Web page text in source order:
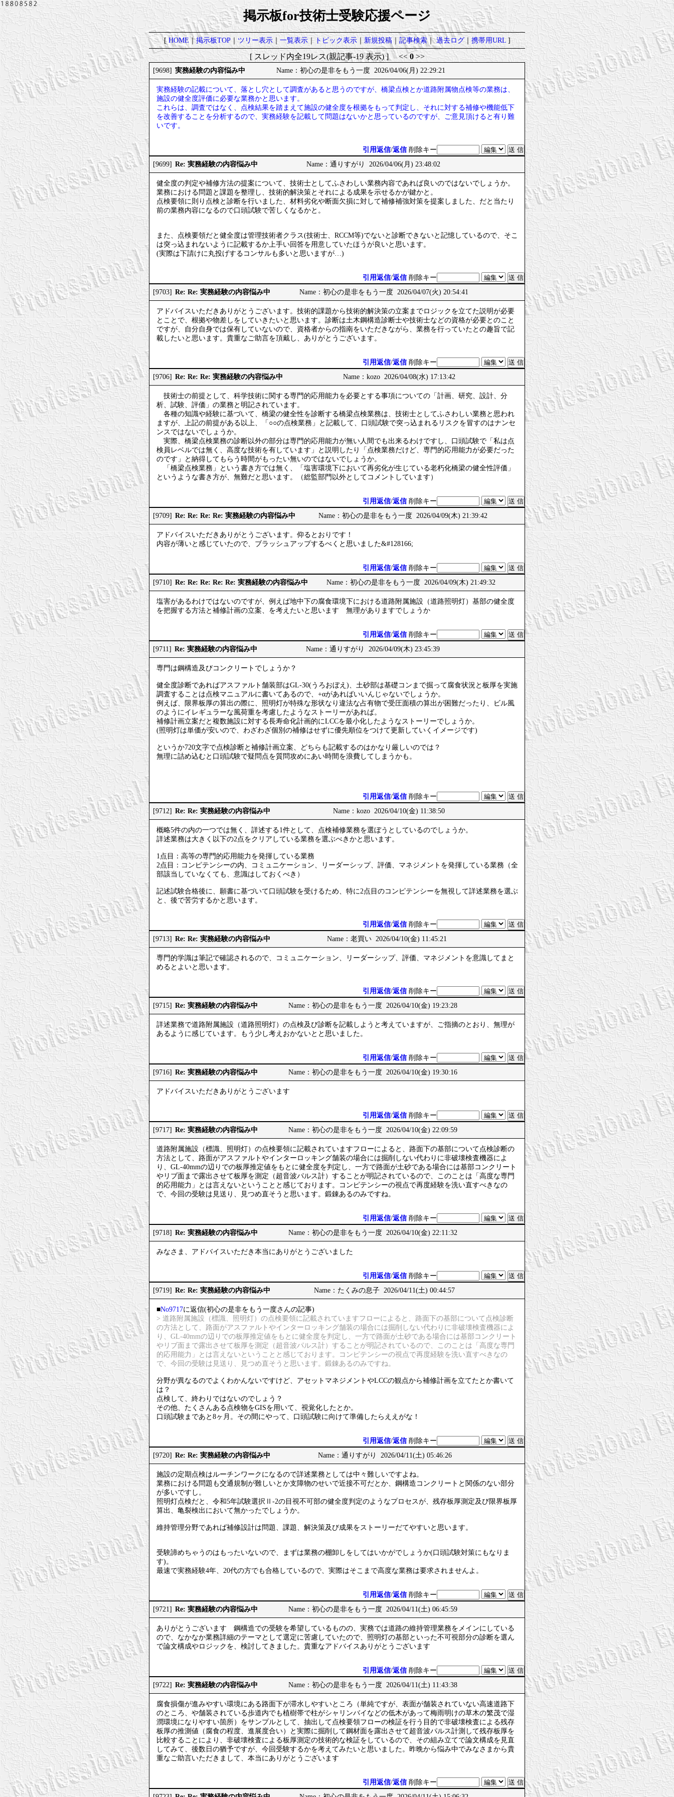
掲示板for技術士受験応援ページ
[HOME｜掲示板TOP｜ツリー表示｜一覧表示｜トピック表示｜新規投稿｜記事検索｜過去ログ｜携帯用URL]
[ スレッド内全19レス(親記事-19 表示) ] <<0>>
[9698] 実務経験の内容悩み中 Name：初心の是非をもう一度 2026/04/06(月) 22:29:21
実務経験の記載について、落とし穴として調査があると思うのですが、橋梁点検とか道路附属物点検等の業務は、
施設の健全度評価に必要な業務かと思います。
これらは、調査ではなく、点検結果を踏まえて施設の健全度を根拠をもって判定し、それに対する補修や機能低下
を改善することを分析するので、実務経験を記載して問題はないかと思っているのですが、ご意見頂けると有り難
いです。
引用返信/返信 削除キー
[9699] Re: 実務経験の内容悩み中 Name：通りすがり 2026/04/06(月) 23:48:02
健全度の判定や補修方法の提案について、技術士としてふさわしい業務内容であれば良いのではないでしょうか。
業務における問題と課題を整理し、技術的解決策とそれによる成果を示せるかが鍵かと。
点検要領に則り点検と診断を行いました、材料劣化や断面欠損に対して補修補強対策を提案しました、だと当たり
前の業務内容になるので口頭試験で苦しくなるかと。
また、点検要領だと健全度は管理技術者クラス(技術士、RCCM等)でないと診断できないと記憶しているので、そこ
は突っ込まれないように記載するか上手い回答を用意していたほうが良いと思います。
(実際は下請けに丸投げするコンサルも多いと思いますが…)
引用返信/返信 削除キー
[9703] Re: Re: 実務経験の内容悩み中 Name：初心の是非をもう一度 2026/04/07(火) 20:54:41
アドバイスいただきありがとうございます。技術的課題から技術的解決策の立案までロジックを立てた説明が必要
とことで、根拠や物差しをしていきたいと思います。診断は土木鋼構造診断士や技術士などの資格が必要とのこと
ですが、自分自身では保有していないので、資格者からの指南をいただきながら、業務を行っていたとの趣旨で記
載したいと思います。貴重なご助言を頂戴し、ありがとうございます。
引用返信/返信 削除キー
[9706] Re: Re: Re: 実務経験の内容悩み中 Name：kozo 2026/04/08(水) 17:13:42
技術士の前提として、科学技術に関する専門的応用能力を必要とする事項についての「計画、研究、設計、分
析、試験、評価」の業務と明記されています。
各種の知識や経験に基づいて、橋梁の健全性を診断する橋梁点検業務は、技術士としてふさわしい業務と思われ
ますが、上記の前提がある以上、「○○の点検業務」と記載して、口頭試験で突っ込まれるリスクを冒すのはナンセ
ンスではないでしょうか。
実際、橋梁点検業務の診断以外の部分は専門的応用能力が無い人間でも出来るわけですし、口頭試験で「私は点
検員レベルでは無く、高度な技術を有しています」と説明したり「点検業務だけど、専門的応用能力が必要だった
のです」と納得してもらう時間がもったい無いのではないでしょうか。
「橋梁点検業務」という書き方では無く、「塩害環境下において再劣化が生じている老朽化橋梁の健全性評価」
というような書き方が、無難だと思います。（総監部門以外としてコメントしています）
引用返信/返信 削除キー
[9709] Re: Re: Re: Re: 実務経験の内容悩み中 Name：初心の是非をもう一度 2026/04/09(木) 21:39:42
アドバイスいただきありがとうございます。仰るとおりです！
内容が薄いと感じていたので、ブラッシュアップするべくと思いました&#128166;
引用返信/返信 削除キー
[9710] Re: Re: Re: Re: Re: 実務経験の内容悩み中 Name：初心の是非をもう一度 2026/04/09(木) 21:49:32
塩害があるわけではないのですが、例えば地中下の腐食環境下における道路附属施設（道路照明灯）基部の健全度
を把握する方法と補修計画の立案、を考えたいと思います 無理がありますでしょうか
引用返信/返信 削除キー
[9711] Re: 実務経験の内容悩み中 Name：通りすがり 2026/04/09(木) 23:45:39
専門は鋼構造及びコンクリートでしょうか？
健全度診断であればアスファルト舗装部はGL-30(うろおぼえ)、土砂部は基礎コンまで掘って腐食状況と板厚を実施
調査することは点検マニュアルに書いてあるので、+αがあればいいんじゃないでしょうか。
例えば、限界板厚の算出の際に、照明灯が特殊な形状なり違法な占有物で受圧面積の算出が困難だったり、ビル風
のようにイレギュラーな風荷重を考慮したようなストーリーがあれば。
補修計画立案だと複数施設に対する長寿命化計画的にLCCを最小化したようなストーリーでしょうか。
(照明灯は単価が安いので、わざわざ個別の補修はせずに優先順位をつけて更新していくイメージです)
というか720文字で点検診断と補修計画立案、どちらも記載するのはかなり厳しいのでは？
無理に詰め込むと口頭試験で疑問点を質問攻めにあい時間を浪費してしまうかも。
引用返信/返信 削除キー
[9712] Re: Re: 実務経験の内容悩み中 Name：kozo 2026/04/10(金) 11:38:50
概略5件の内の一つでは無く、詳述する1件として、点検補修業務を選ぼうとしているのでしょうか。
詳述業務は大きく以下の2点をクリアしている業務を選ぶべきかと思います。
1点目：高等の専門的応用能力を発揮している業務
2点目：コンピテンシーの内、コミュニケーション、リーダーシップ、評価、マネジメントを発揮している業務（全
部該当していなくても、意識はしておくべき）
記述試験合格後に、願書に基づいて口頭試験を受けるため、特に2点目のコンピテンシーを無視して詳述業務を選ぶ
と、後で苦労するかと思います。
引用返信/返信 削除キー
[9713] Re: Re: 実務経験の内容悩み中 Name：老買い 2026/04/10(金) 11:45:21
専門的学識は筆記で確認されるので、コミュニケーション、リーダーシップ、評価、マネジメントを意識してまと
めるとよいと思います。
引用返信/返信 削除キー
[9715] Re: 実務経験の内容悩み中 Name：初心の是非をもう一度 2026/04/10(金) 19:23:28
詳述業務で道路附属施設（道路照明灯）の点検及び診断を記載しようと考えていますが、ご指摘のとおり、無理が
あるように感じています。もう少し考えおかないとと思いました。
引用返信/返信 削除キー
[9716] Re: 実務経験の内容悩み中 Name：初心の是非をもう一度 2026/04/10(金) 19:30:16
アドバイスいただきありがとうございます
引用返信/返信 削除キー
[9717] Re: 実務経験の内容悩み中 Name：初心の是非をもう一度 2026/04/10(金) 22:09:59
道路附属施設（標識、照明灯）の点検要領に記載されていますフローによると、路面下の基部について点検診断の
方法として、路面がアスファルトやインターロッキング舗装の場合には掘削しない代わりに非破壊検査機器によ
り、GL-40mmの辺りでの板厚推定値をもとに健全度を判定し、一方で路面が土砂である場合には基部コンクリート
やリブ面まで露出させて板厚を測定（超音波パルス計）することが明記されているので、このことは「高度な専門
的応用能力」とは言えないということと感じております。コンピテンシーの視点で再度経験を洗い直すべきなの
で、今回の受験は見送り、見つめ直そうと思います。鍛錬あるのみですね。
引用返信/返信 削除キー
[9718] Re: 実務経験の内容悩み中 Name：初心の是非をもう一度 2026/04/10(金) 22:11:32
みなさま、アドバイスいただき本当にありがとうございました
引用返信/返信 削除キー
[9719] Re: Re: 実務経験の内容悩み中 Name：たくみの息子 2026/04/11(土) 00:44:57
■No9717に返信(初心の是非をもう一度さんの記事)
> 道路附属施設（標識、照明灯）の点検要領に記載されていますフローによると、路面下の基部について点検診断
の方法として、路面がアスファルトやインターロッキング舗装の場合には掘削しない代わりに非破壊検査機器によ
り、GL-40mmの辺りでの板厚推定値をもとに健全度を判定し、一方で路面が土砂である場合には基部コンクリート
やリブ面まで露出させて板厚を測定（超音波パルス計）することが明記されているので、このことは「高度な専門
的応用能力」とは言えないということと感じております。コンピテンシーの視点で再度経験を洗い直すべきなの
で、今回の受験は見送り、見つめ直そうと思います。鍛錬あるのみですね。
分野が異なるのでよくわかんないですけど、アセットマネジメントやLCCの観点から補修計画を立てたとか書いて
は？
点検して、終わりではないのでしょう？
その他、たくさんある点検物をGISを用いて、視覚化したとか。
口頭試験まであと8ヶ月。その間にやって、口頭試験に向けて準備したらええがな！
引用返信/返信 削除キー
[9720] Re: Re: 実務経験の内容悩み中 Name：通りすがり 2026/04/11(土) 05:46:26
施設の定期点検はルーチンワークになるので詳述業務としては中々難しいですよね。
業務における問題も交通規制が難しいとか支障物のせいで近接不可だとか、鋼構造コンクリートと関係のない部分
が多いですし。
照明灯点検だと、令和5年試験選択Ⅱ-2の目視不可部の健全度判定のようなプロセスが、残存板厚測定及び限界板厚
算出、亀裂検出において無かったでしょうか。
維持管理分野であれば補修設計は問題、課題、解決策及び成果をストーリーだてやすいと思います。
受験諦めちゃうのはもったいないので、まずは業務の棚卸しをしてはいかがでしょうか(口頭試験対策にもなりま
す)。
最速で実務経験4年、20代の方でも合格しているので、実際はそこまで高度な業務は要求されませんよ。
引用返信/返信 削除キー
[9721] Re: 実務経験の内容悩み中 Name：初心の是非をもう一度 2026/04/11(土) 06:45:59
ありがとうございます 鋼構造での受験を希望しているものの、実務では道路の維持管理業務をメインにしている
ので、なかなか業務詳細のテーマとして選定に苦慮していたので、照明灯の基部といった不可視部分の診断を選ん
で論文構成やロジックを、検討してきました。貴重なアドバイスありがとうございます
引用返信/返信 削除キー
[9722] Re: 実務経験の内容悩み中 Name：初心の是非をもう一度 2026/04/11(土) 11:43:38
腐食損傷が進みやすい環境にある路面下が滞水しやすいところ（単純ですが、表面が舗装されていない高速道路下
のところ、や舗装されている歩道内でも植樹帯で柱がシャリンバイなどの低木があって梅雨明けの草木の繁茂で湿
潤環境になりやすい箇所）をサンプルとして、抽出して点検要領フローの検証を行う目的で非破壊検査による残存
板厚の推測値（腐食の程度、進展度合い）と実際に掘削して鋼材面を露出させて超音波パルス計測して残存板厚を
比較することにより、非破壊検査による板厚測定の技術的な検証をしているので、その組み立てで論文構成を見直
してみて、後数日の猶予ですが、今回受験するかを考えてみたいと思いました。昨晩から悩み中でみなさまから貴
重なご助言いただきまして、本当にありがとうございます
引用返信/返信 削除キー